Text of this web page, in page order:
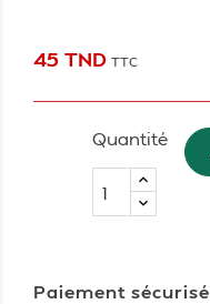
45 TND TTC
Quantité
Paiement sécurisé